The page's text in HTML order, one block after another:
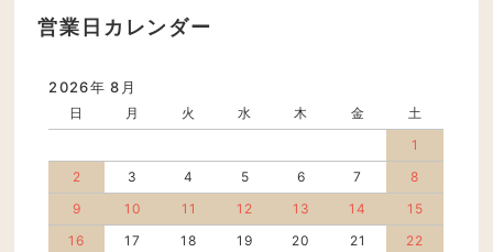
営業日カレンダー
2026年 8月
日 月 火 水 木 金
土
1
2
3 4 5 6 7
8
9
10 11 12 13 14
15
16
17 18 19 20 21
22